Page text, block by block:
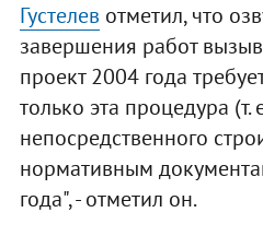
Густелев отметил, что
завершения работ
проект 2004 года
только эта процедура (т.
непосредственного
нормативным
года", - отметил он.